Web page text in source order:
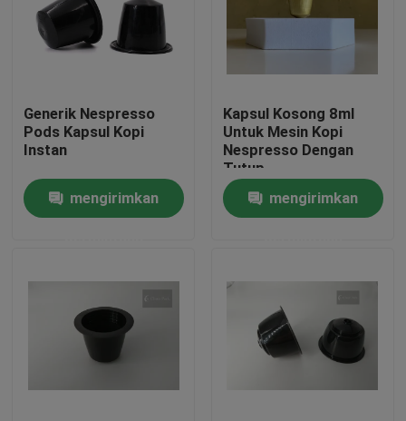
Rumah
Tentang kami
Generik Nespresso
Pods Kapsul Kopi
Instan
mengirimkan
Kapsul Kosong 8ml
Untuk Mesin Kopi
Nespresso Dengan
Tutup
mengirimkan